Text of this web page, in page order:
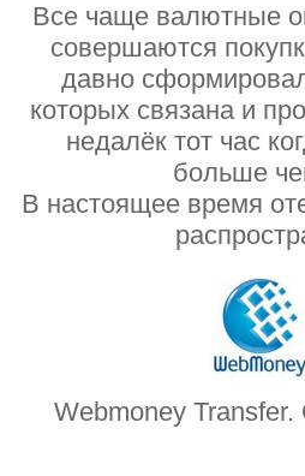
Все чаще валютные
совершаются
давно
которых связана и
недалёк тот час
больше
В настоящее время
Webmoney